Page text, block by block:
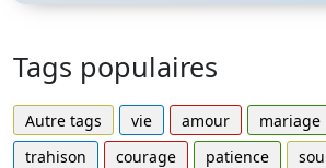
Tags populaires
Autre tags vie amour mariage
trahison
courage patience